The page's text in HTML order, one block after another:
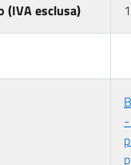
(IVA esclusa)